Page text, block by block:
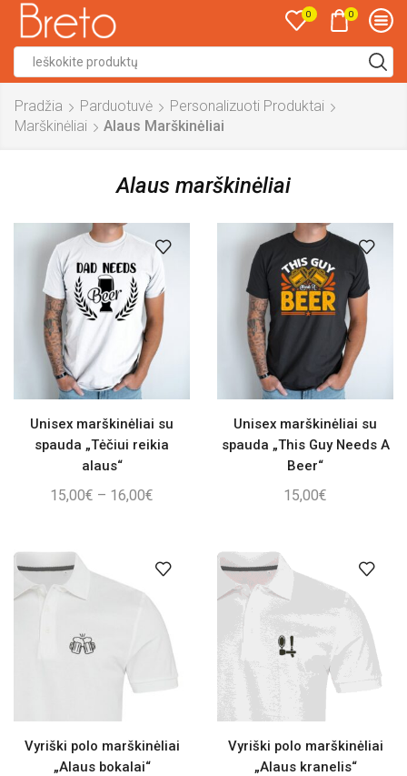
0 0
Pradžia Parduotuvė
Personalizuoti Produktai
Marškinėliai
Alaus Marškinėliai
Alaus marškinėliai
Unisex marškinėliai su
spauda „Tėčiui reikia
alaus“
15,00€ – 16,00€
through
16,00€
Unisex marškinėliai su
spauda „This Guy Needs A
Beer“
15,00€
Vyriški polo marškinėliai
„Alaus bokalai“
Vyriški polo marškinėliai
„Alaus kranelis“